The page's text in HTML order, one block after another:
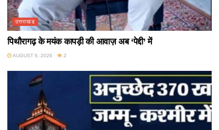
उत्तराखंड
पिथौरागढ़ के मयंक कापड़ी की आवाज़ अब ‘पेद्दी’ में
AUGUST 6, 2026 2